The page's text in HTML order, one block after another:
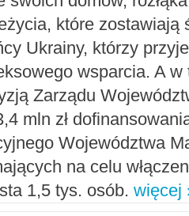
które zostawiają
Ukrainy, którzy
wsparcia. A w
Zarządu
mln zł
Województwa
na celu
1,5 tys. osób. więcej